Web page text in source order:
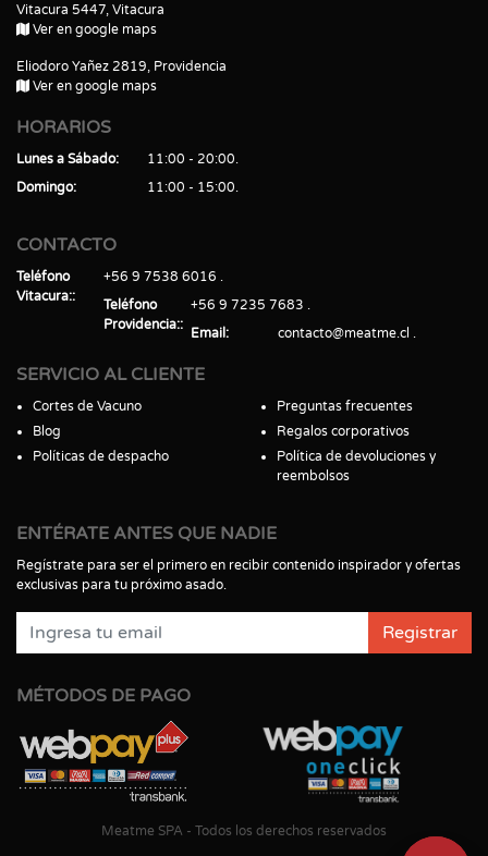
Vitacura 5447, Vitacura
Ver en google maps
Eliodoro Yañez 2819, Providencia
Ver en google maps
HORARIOS
Lunes a Sábado
11:00 - 20:00
Domingo
11:00 - 15:00
CONTACTO
Teléfono
Vitacura:
+56 9 7538 6016
Teléfono
Providencia:
+56 9 7235 7683
Email
contacto@meatme.cl
SERVICIO AL CLIENTE
Cortes de Vacuno
Blog
Políticas de despacho
Preguntas frecuentes
Regalos corporativos
Política de devoluciones y
reembolsos
ENTÉRATE ANTES QUE NADIE
Regístrate para ser el primero en recibir contenido inspirador y ofertas
exclusivas para tu próximo asado.
Registrar
MÉTODOS DE PAGO
Meatme SPA - Todos los derechos reservados